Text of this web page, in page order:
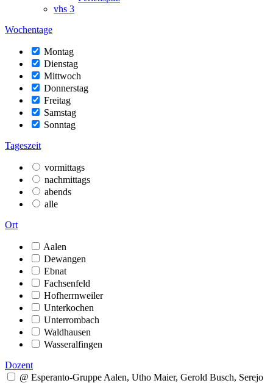
vhs 3
Wochentage
Montag
Dienstag
Mittwoch
Donnerstag
Freitag
Samstag
Sonntag
Tageszeit
vormittags
nachmittags
abends
alle
Ort
Aalen
Dewangen
Ebnat
Fachsenfeld
Hofherrnweiler
Unterkochen
Unterrombach
Waldhausen
Wasseralfingen
Dozent
@ Esperanto-Gruppe Aalen, Utho Maier, Gerold Busch, Serejo